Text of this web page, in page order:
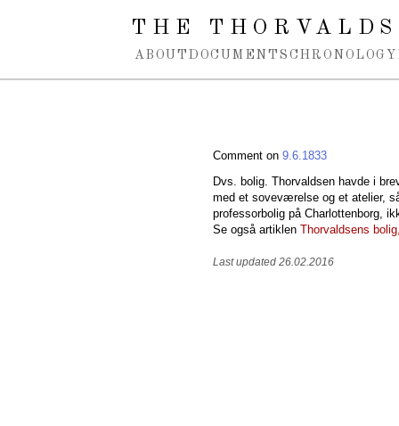
Spring navigation over
THE
ABOUT DOCUMENTS CHRONOLOGY
Comment on 9.6.1833
Dvs. bolig. Thorvaldsen havde i
med et soveværelse og et atelier,
professorbolig på Charlottenborg,
Se også artiklen Thorvaldsens
Last updated 26.02.2016